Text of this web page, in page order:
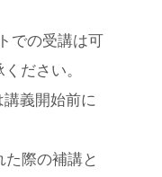
での受講は可
ださい。
義開始前に
際の補講と